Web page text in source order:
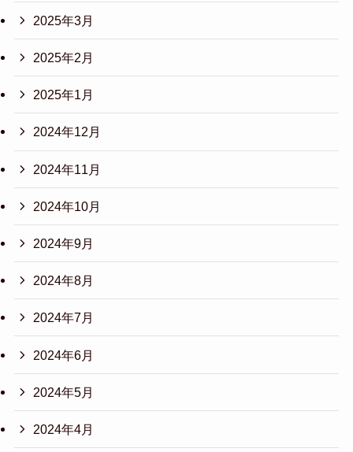
2025年3月
2025年2月
2025年1月
2024年12月
2024年11月
2024年10月
2024年9月
2024年8月
2024年7月
2024年6月
2024年5月
2024年4月